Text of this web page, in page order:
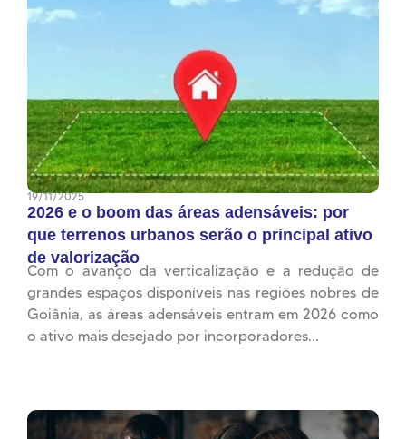
19/11/2025
2026 e o boom das áreas adensáveis: por
que terrenos urbanos serão o principal ativo
de valorização
Com o avanço da verticalização e a redução de
grandes espaços disponíveis nas regiões nobres de
Goiânia, as áreas adensáveis entram em 2026 como
o ativo mais desejado por incorporadores...